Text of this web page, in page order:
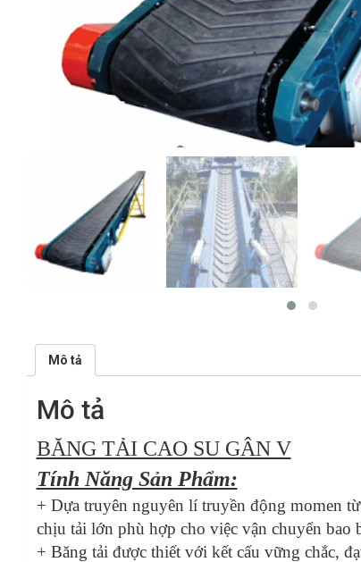
Mô tả
Mô tả
BĂNG TẢI CAO SU GÂN V
Tính Năng Sản Phẩm:
+ Dựa truyên nguyên lí truyền động momen
chịu tải lớn phù hợp cho việc vận chuyển bao
+ Băng tải được thiết với kết cấu vững chắc,